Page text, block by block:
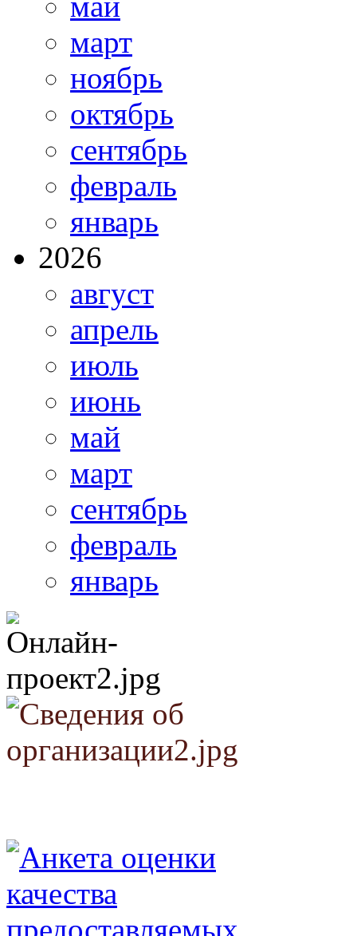
март
ноябрь
октябрь
сентябрь
февраль
январь
2026
август
апрель
июль
июнь
май
март
сентябрь
февраль
январь